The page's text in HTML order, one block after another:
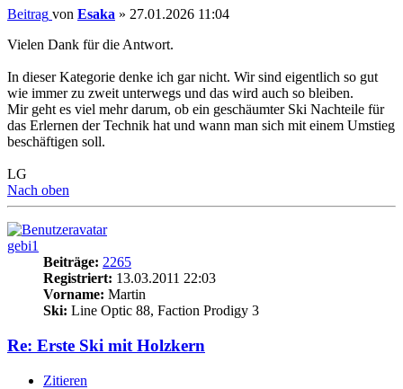
Beitrag von Esaka » 27.01.2026 11:04
Vielen Dank für die Antwort.
In dieser Kategorie denke ich gar nicht. Wir sind eigentlich so gut
wie immer zu zweit unterwegs und das wird auch so bleiben.
Mir geht es viel mehr darum, ob ein geschäumter Ski Nachteile für
das Erlernen der Technik hat und wann man sich mit einem Umstieg
beschäftigen soll.
LG
Nach oben
gebi1
Beiträge: 2265
Registriert: 13.03.2011 22:03
Vorname: Martin
Ski: Line Optic 88, Faction Prodigy 3
Re: Erste Ski mit Holzkern
Zitieren